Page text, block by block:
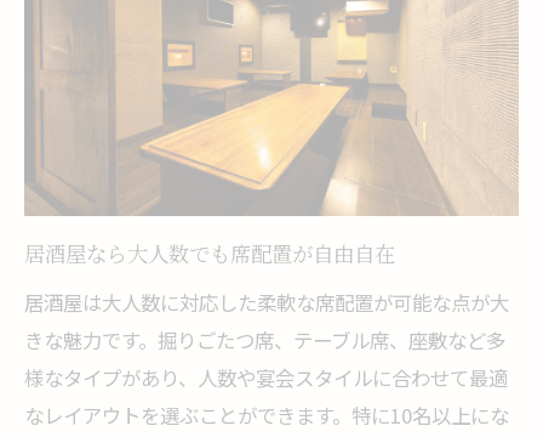
居酒屋なら大人数でも席配置が自由自在
居酒屋は大人数に対応した柔軟な席配置が可能な点が大
きな魅力です。掘りごたつ席、テーブル席、座敷など多
様なタイプがあり、人数や宴会スタイルに合わせて最適
なレイアウトを選ぶことができます。特に10名以上にな